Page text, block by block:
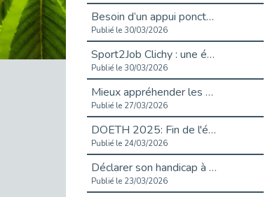
Besoin d’un appui ponctuel expertise handicap ?
Publié le 30/03/2026
Sport2Job Clichy : une édition altoséquanaise avec Cap Emploi 92.
Publié le 30/03/2026
Mieux appréhender les enjeux du handicap singulier en entreprise - vidéo
Publié le 27/03/2026
DOETH 2025: Fin de l'écrêtement
Publié le 24/03/2026
Déclarer son handicap à son employeur : un levier professionnel ?
Publié le 23/03/2026